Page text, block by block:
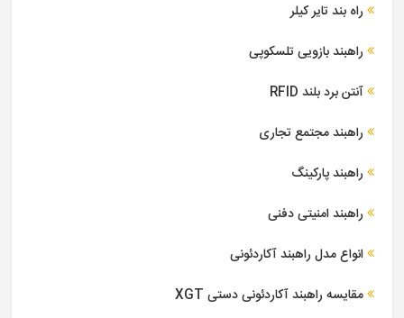
راه بند تایر کیلر
راهبند بازویی تلسکوپی
آنتن برد بلند RFID
راهبند مجتمع تجاری
راهبند پارکینگ
راهبند امنیتی دفنی
انواع مدل راهبند آکاردئونی
مقایسه راهبند آکاردئونی دستی XGT